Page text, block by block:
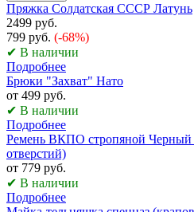
Пряжка Солдатская СССР Латунь
2499 руб.
799 руб. (-68%)
✔ В наличии
Подробнее
Брюки "Захват" Нато
от 499 руб.
✔ В наличии
Подробнее
Ремень ВКПО стропяной Черный
отверстий)
от 779 руб.
✔ В наличии
Подробнее